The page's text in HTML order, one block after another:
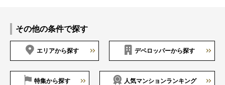
その他の条件で探す
エリアから探す デベロッパーから探す
特集から探す 人気マンションランキング